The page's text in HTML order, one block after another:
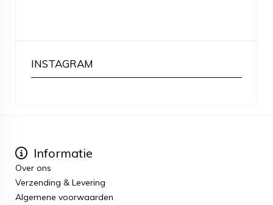
INSTAGRAM
Informatie
Over ons
Verzending & Levering
Algemene voorwaarden